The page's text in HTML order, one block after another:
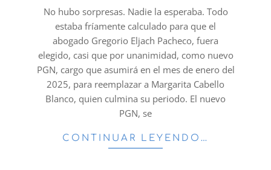
02No hubo sorpresas. Nadie la esperaba. Todo
estaba fríamente calculado para que el
abogado Gregorio Eljach Pacheco, fuera
elegido, casi que por unanimidad, como nuevo
PGN, cargo que asumirá en el mes de enero del
2025, para reemplazar a Margarita Cabello
Blanco, quien culmina su periodo. El nuevo
PGN, se
CONTINUAR LEYENDO…